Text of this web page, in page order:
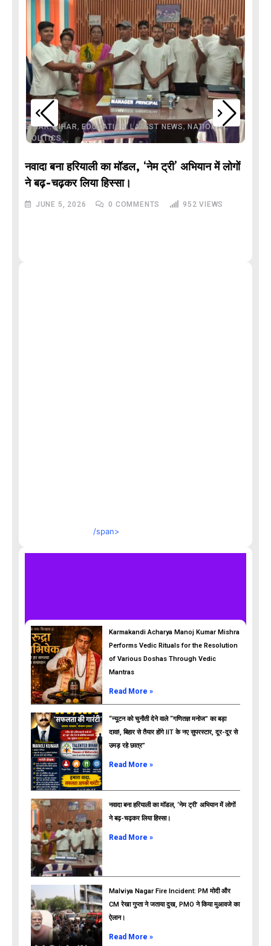
BIHAR,BIHAR, EDUCATION,LATEST NEWS,NATIONAL,
POLITICS
नवादा बना हरियाली का मॉडल, ‘नेम ट्री’ अभियान में लोगों
ने बढ़-चढ़कर लिया हिस्सा।
JUNE 5, 2026 0 COMMENTS 952 VIEWS
/span>
ads
Karmakandi Acharya Manoj Kumar Mishra
Performs Vedic Rituals for the Resolution
of Various Doshas Through Vedic
Mantras
Read More »
“न्यूटन को चुनौती देने वाले “गणितज्ञ मनोज” का बड़ा
दावा!, बिहार से तैयार होंगे IIT के नए सुपरस्टार, दूर-दूर से
उमड़ रहे छात्र”
Read More »
नवादा बना हरियाली का मॉडल, ‘नेम ट्री’ अभियान में लोगों
ने बढ़-चढ़कर लिया हिस्सा।
Read More »
Malviya Nagar Fire Incident: PM मोदी और
CM रेखा गुप्ता ने जताया दुख, PMO ने किया मुआवजे का
ऐलान।
Read More »